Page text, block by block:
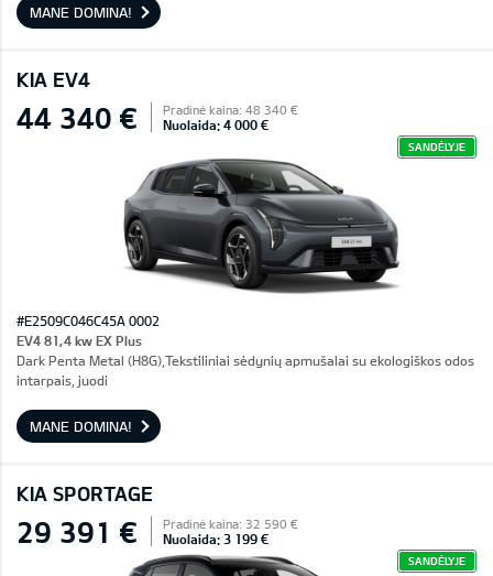
MANE DOMINA!
KIA EV4
44 340 € Pradinė kaina: 48 340 €
Nuolaida: 4 000 €
SANDĖLYJE
#E2509C046C45A 0002
EV4 81,4 kw EX Plus
Dark Penta Metal (H8G),Tekstiliniai sėdynių apmušalai su ekologiškos odos
intarpais, juodi
MANE DOMINA!
KIA SPORTAGE
29 391 € Pradinė kaina: 32 590 €
Nuolaida: 3 199 €
SANDĖLYJE